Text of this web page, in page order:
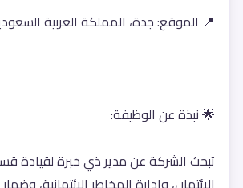
📍 الموقع: جدة، المملكة العربية
🌟 نبذة عن الوظيفة: